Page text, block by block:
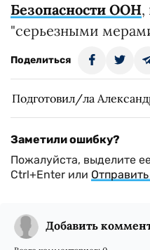
Безопасности ООН,
"серьезными
Поделиться
Подготовил/ла
Заметили ошибку?
Пожалуйста, выделите
Ctrl+Enter или
Добавить